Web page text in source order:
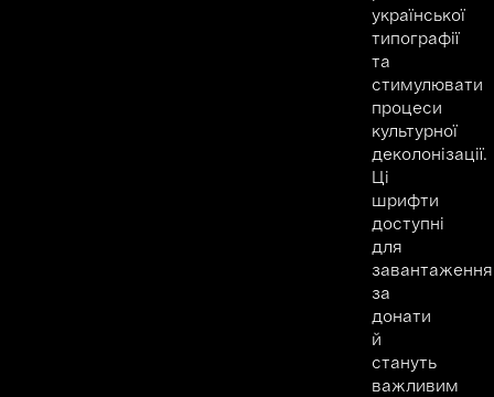
української
типографії
та
стимулювати
процеси
культурної
деколонізації.
Ці
шрифти
доступні
для
завантаження
за
донати
й
стануть
важливим